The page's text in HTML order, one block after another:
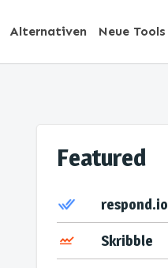
Alternativen Neue Tools
Featured
respond.io
Skribble